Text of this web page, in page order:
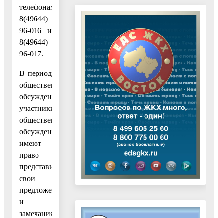
телефонам
8(49644)
96-016 и
8(49644)
96-017.
В период
общественных
обсуждений
участники
общественных
обсуждений
имеют
право
представить
свои
предложения
и
замечания